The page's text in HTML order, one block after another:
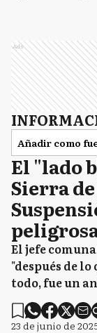
Ads
Añadir como
El "lado
Sierra
El jefe
"después de
todo, fue un
23 de junio de